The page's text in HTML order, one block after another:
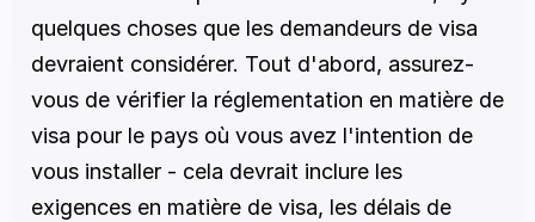
quelques choses que les demandeurs de visa
devraient considérer. Tout d'abord, assurez-
vous de vérifier la réglementation en matière de
visa pour le pays où vous avez l'intention de
vous installer - cela devrait inclure les
exigences en matière de visa, les délais de